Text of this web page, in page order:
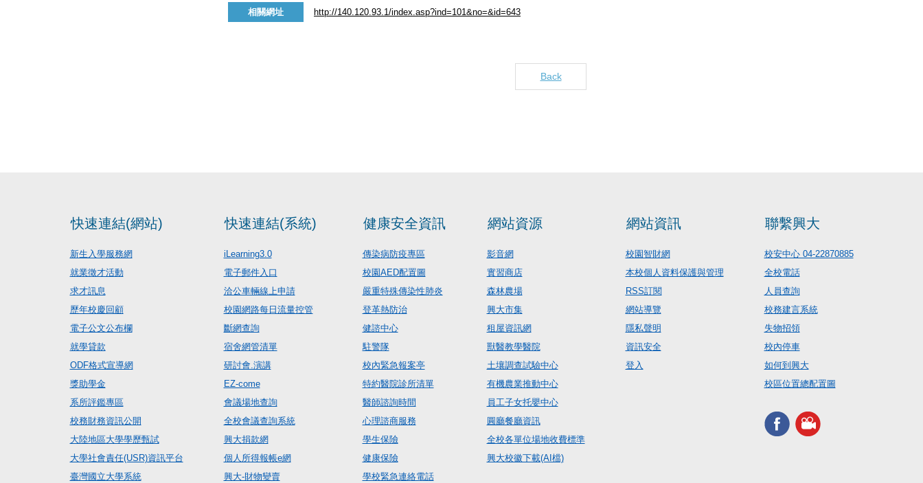
相關網址 http://140.120.93.1/index.asp?ind=101&no=&id=643
Back
快速連結(網站)
新生入學服務網
就業徵才活動
求才訊息
歷年校慶回顧
電子公文公布欄
就學貸款
ODF格式宣導網
獎助學金
系所評鑑專區
校務財務資訊公開
大陸地區大學學歷甄試
大學社會責任(USR)資訊平台
臺灣國立大學系統
快速連結(系統)
iLearning3.0
電子郵件入口
洽公車輛線上申請
校園網路每日流量控管
斷網查詢
宿舍網管清單
研討會.演講
EZ-come
會議場地查詢
全校會議查詢系統
興大捐款網
個人所得報帳e網
興大-財物變賣
健康安全資訊
傳染病防疫專區
校園AED配置圖
嚴重特殊傳染性肺炎
登革熱防治
健諮中心
駐警隊
校內緊急報案亭
特約醫院診所清單
醫師諮詢時間
心理諮商服務
學生保險
健康保險
學校緊急連絡電話
網站資源
影音網
實習商店
森林農場
興大市集
租屋資訊網
獸醫教學醫院
土壤調查試驗中心
有機農業推動中心
員工子女托嬰中心
圓廳餐廳資訊
全校各單位場地收費標準
興大校徽下載(AI檔)
網站資訊
校園智財網
本校個人資料保護與管理
RSS訂閱
網站導覽
隱私聲明
資訊安全
登入
聯繫興大
校安中心 04-22870885
全校電話
人員查詢
校務建言系統
失物招領
校內停車
如何到興大
校區位置總配置圖